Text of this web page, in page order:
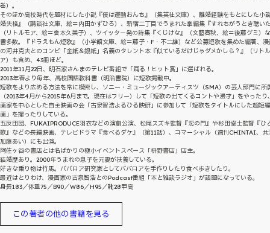
巻）。
そのほか高校時代を題材にした小説『僕は運動おんち』（集英社文庫）、離婚経験をもとにした小
婚失格』（講談社文庫、絵＝内田かずひろ）、新宿二丁目でうまれた掌編集『すれちがうとき聴い
（リトルモア、絵＝會本久美子）、ツイッター発の詩集『くじけな』（文藝春秋、絵＝後藤グミ）
書多数。『ドラえもん短歌』（小学館文庫、絵＝藤子・F・不二雄）など公募短歌を集めた編著、
の河井克夫とのコンビ「金紙＆銀紙」名義のタレント本『似ているだけじゃダメかしら？』（リト
ア）も含め、43冊ほど。
2011年11月22日、明石家さんまのテレビ番組で「踊る！ヒット賞」に選ばれる。
2013年春より毎年、高校国語教科書（明治書院）に短歌掲載中。
短歌をより広める方法を常に模索し、ソニー・ミュージックアーティスツ（SMA）の芸人部門に所
（2013年4月から2015年6月まで。現在はフリー）して「短歌の出てくるコントや漫才」をやったり
画家を中心とした自主映画の会「古泉智浩よるひる映研」に参加して「短歌をタイトルにした超短
画」を撮ったりしている。
五反田団、FUKAIPRODUCE羽衣などの演劇公演、松尾スズキ監督『恋の門』や杉田協士監督『ひ
歌』などの長編映画、テレビドラマ『食べるダケ』（第11話）、コマーシャル（週刊CHINTAI、共
加藤あい）にも出演。
阿佐ヶ谷の書店とは名ばかりの極小イベントスペース「枡野書店」店主。
結婚歴あり。2000年うまれの息子を元妻が扶養している。
好きな乗り物は竹馬。ババロア研究家としてババロアを手作りしたり食べ歩きしたり。
最近はとりわけ、漫画家の古泉智浩とのPodcast番組「本と雑談ラジオ」が話題になっている。
身長183／体重75／B90／W86／H95／靴28甲高
この著者の他の書籍を見る